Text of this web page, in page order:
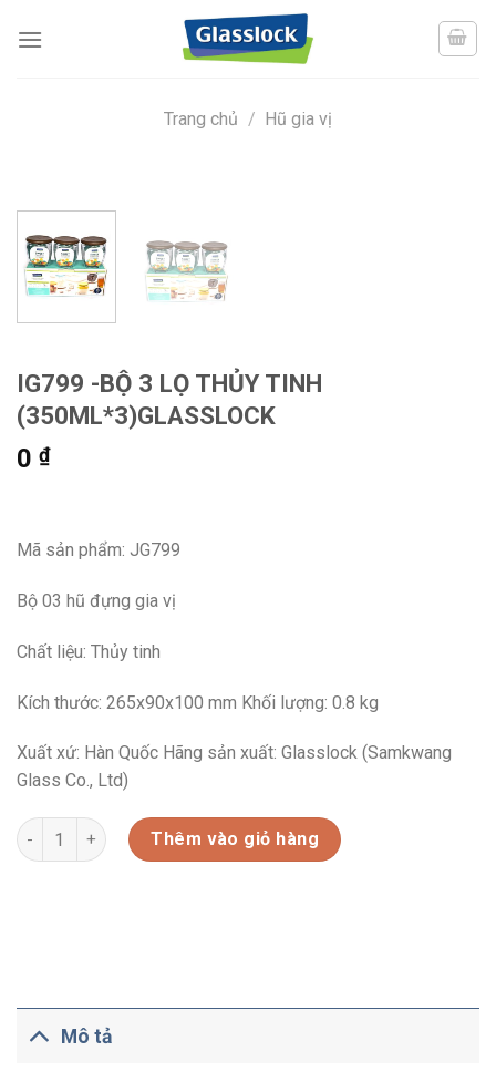
Trang chủ / Hũ gia vị
IG799 -BỘ 3 LỌ THỦY TINH
(350ML*3)GLASSLOCK
0 ₫
Mã sản phẩm: JG799
Bộ 03 hũ đựng gia vị
Chất liệu: Thủy tinh
Kích thước: 265x90x100 mm Khối lượng: 0.8 kg
Xuất xứ: Hàn Quốc Hãng sản xuất: Glasslock (Samkwang
Glass Co., Ltd)
IG799 -BỘ 3 LỌ THỦY TINH (350ML*3)GLASSLOCK số lượng
Thêm vào giỏ hàng
Mô tả